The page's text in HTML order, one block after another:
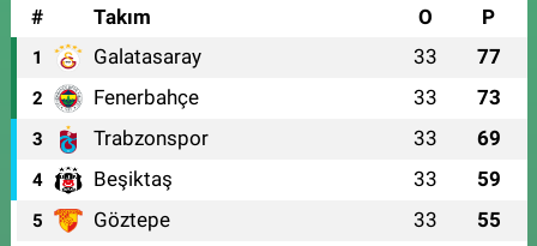
#
Takım O P
1 Galatasaray 33 77
2 Fenerbahçe 33 73
3 Trabzonspor 33 69
4 Beşiktaş 33 59
5 Göztepe 33 55